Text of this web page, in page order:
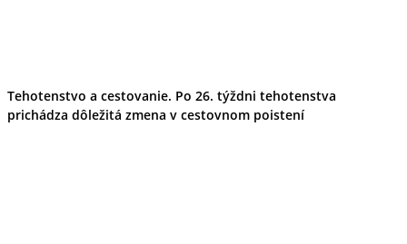
Tehotenstvo a cestovanie. Po 26. týždni tehotenstva
prichádza dôležitá zmena v cestovnom poistení